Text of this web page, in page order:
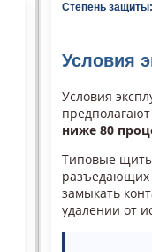
Степень защиты:
Условия
Условия
ниже 80
Типовые щиты
разъедающих
замыкать
удалении от